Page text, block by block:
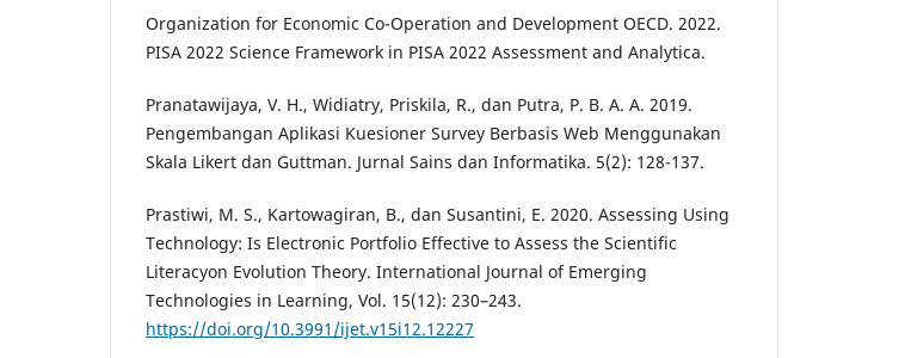
Organization for Economic Co-Operation and Development OECD. 2022.
PISA 2022 Science Framework in PISA 2022 Assessment and Analytica.
Pranatawijaya, V. H., Widiatry, Priskila, R., dan Putra, P. B. A. A. 2019.
Pengembangan Aplikasi Kuesioner Survey Berbasis Web Menggunakan
Skala Likert dan Guttman. Jurnal Sains dan Informatika. 5(2): 128-137.
Prastiwi, M. S., Kartowagiran, B., dan Susantini, E. 2020. Assessing Using
Technology: Is Electronic Portfolio Effective to Assess the Scientific
Literacyon Evolution Theory. International Journal of Emerging
Technologies in Learning, Vol. 15(12): 230–243.
https://doi.org/10.3991/ijet.v15i12.12227